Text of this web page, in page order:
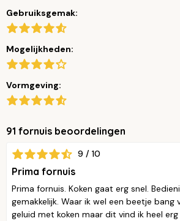
Gebruiksgemak:
Mogelijkheden:
Vormgeving:
91 fornuis beoordelingen
9 / 10
Prima fornuis
Prima fornuis. Koken gaat erg snel.
gemakkelijk. Waar ik wel een beetje bang
geluid met koken maar dit vind ik heel erg